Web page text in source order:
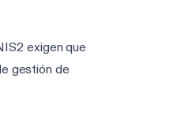
exigen que
gestión de